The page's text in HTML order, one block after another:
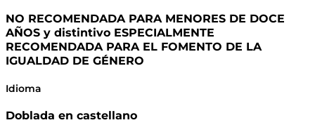
NO RECOMENDADA PARA MENORES DE DOCE
AÑOS y distintivo ESPECIALMENTE
RECOMENDADA PARA EL FOMENTO DE LA
IGUALDAD DE GÉNERO
Idioma
Doblada en castellano